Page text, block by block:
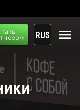
RUS menu